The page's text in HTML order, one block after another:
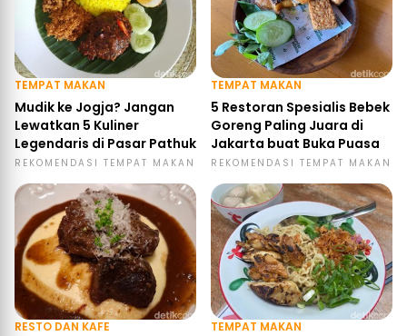
TEMPAT MAKAN
Mudik ke Jogja? Jangan
Lewatkan 5 Kuliner
Legendaris di Pasar Pathuk
REKOMENDASI TEMPAT MAKAN
TEMPAT MAKAN
5 Restoran Spesialis Bebek
Goreng Paling Juara di
Jakarta buat Buka Puasa
REKOMENDASI TEMPAT MAKAN
RESTO DAN KAFE TEMPAT MAKAN